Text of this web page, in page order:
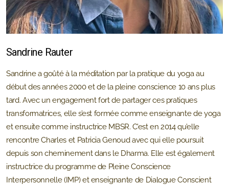
Sandrine Rauter
Sandrine a goûté à la méditation par la pratique du yoga au
début des années 2000 et de la pleine conscience 10 ans plus
tard. Avec un engagement fort de partager ces pratiques
transformatrices, elle s’est formée comme enseignante de yoga
et ensuite comme instructrice MBSR. C’est en 2014 qu’elle
rencontre Charles et Patricia Genoud avec qui elle poursuit
depuis son cheminement dans le Dharma. Elle est également
instructrice du programme de Pleine Conscience
Interpersonnelle (IMP) et enseignante de Dialogue Conscient